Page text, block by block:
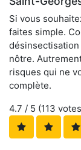
Si vous
faites simple.
nôtre.
risques qui ne
complète.
4.7 / 5 (113